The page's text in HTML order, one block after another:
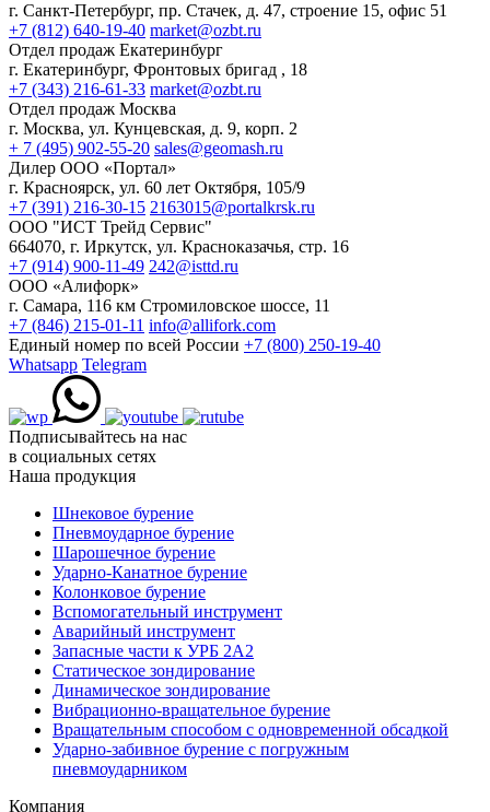
г. Санкт-Петербург, пр. Стачек, д. 47, строение 15, офис 51
+7 (812) 640-19-40 market@ozbt.ru
Отдел продаж Екатеринбург
г. Екатеринбург, Фронтовых бригад , 18
+7 (343) 216-61-33 market@ozbt.ru
Отдел продаж Москва
г. Москва, ул. Кунцевская, д. 9, корп. 2
+ 7 (495) 902-55-20 sales@geomash.ru
Дилер ООО «Портал»
г. Красноярск, ул. 60 лет Октября, 105/9
+7 (391) 216-30-15 2163015@portalkrsk.ru
ООО "ИСТ Трейд Сервис"
664070, г. Иркутск, ул. Красноказачья, стр. 16
+7 (914) 900-11-49 242@isttd.ru
ООО «Алифорк»
г. Самара, 116 км Стромиловское шоссе, 11
+7 (846) 215-01-11 info@allifork.com
Единый номер по всей России +7 (800) 250-19-40
Whatsapp Telegram
Подписывайтесь на нас
в социальных сетях
Наша продукция
Шнековое бурение
Пневмоударное бурение
Шарошечное бурение
Ударно-Канатное бурение
Колонковое бурение
Вспомогательный инструмент
Аварийный инструмент
Запасные части к УРБ 2А2
Статическое зондирование
Динамическое зондирование
Вибрационно-вращательное бурение
Вращательным способом с одновременной обсадкой
Ударно-забивное бурение с погружным
пневмоударником
Компания